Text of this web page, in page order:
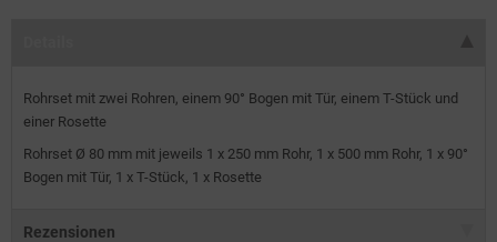
Rohrset mit zwei Rohren, einem 90° Bogen mit Tür, einem T-Stück und
einer Rosette
Rohrset Ø 80 mm mit jeweils 1 x 250 mm Rohr, 1 x 500 mm Rohr, 1 x 90°
Bogen mit Tür, 1 x T-Stück, 1 x Rosette
Rezensionen